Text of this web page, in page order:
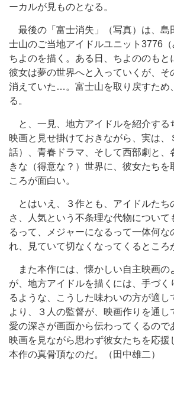
ーカルが見ものとなる。
最後の「富士消失」（写真）は、島
士山のご当地アイドルユニット3776
ちよのを描く。ある日、ちよののもと
彼女は夢の世界へと入っていくが、そ
消えていた…。富士山を取り戻すため
る。
と、一見、地方アイドルを紹介する
映画と見せ掛けておきながら、実は、
話）、青春ドラマ、そして西部劇と、
きな（得意な？）世界に、彼女たちを
ころが面白い。
とはいえ、３作とも、アイドルたち
さ、人気という不条理な代物について
るって、メジャーになるって一体何な
れ、見ていて切なくなってくるところ
また本作には、懐かしい自主映画の
が、地方アイドルを描くには、手づく
るような、こうした味わいの方が適し
より、３人の監督が、映画作りを通し
愛の深さが画面から伝わってくるので
映画を見ながら思わず彼女たちを応援
本作の真骨頂なのだ。（田中雄二）